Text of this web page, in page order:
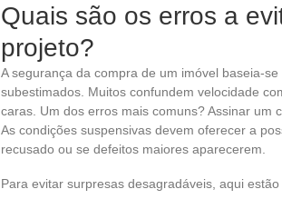
Quais são os erros a
projeto?
A segurança da compra de um imóvel baseia-
subestimados. Muitos confundem velocidade
caras. Um dos erros mais comuns? Assinar um
As condições suspensivas devem oferecer a
recusado ou se defeitos maiores aparecerem.
Para evitar surpresas desagradáveis, aqui